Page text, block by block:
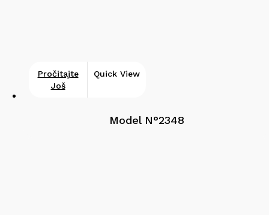
Pročitajte
Još
Quick View
Model N°2348